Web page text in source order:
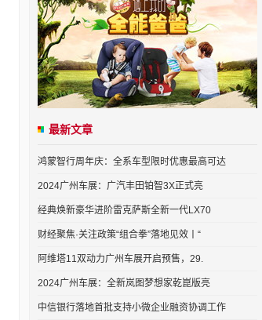
最新文章
鸿蒙智行周年庆：全系车型限时优惠最高可达
2024广州车展：广汽丰田铂智3X正式亮
经典焕新豪华进阶雷克萨斯全新一代LX70
财经聚焦·关注政策“组合拳”落地见效丨“
阿维塔11双动力广州车展开启预售，29.
2024广州车展：全新岚图梦想家乾崑版亮
中信银行落地首批支持小微企业融资协调工作